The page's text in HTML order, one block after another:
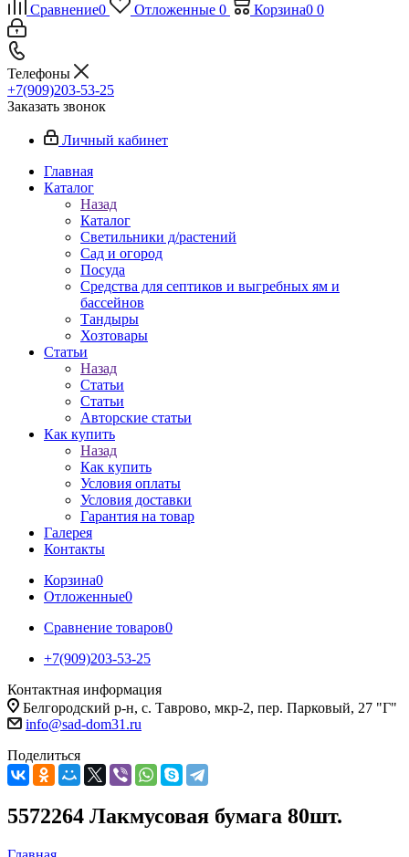
Сравнение0 Отложенные 0 Корзина0 0
Телефоны
+7(909)203-53-25
Заказать звонок
Личный кабинет
Главная
Каталог
Назад
Каталог
Светильники д/растений
Сад и огород
Посуда
Средства для септиков и выгребных ям и
бассейнов
Тандыры
Хозтовары
Статьи
Назад
Статьи
Статьи
Авторские статьи
Как купить
Назад
Как купить
Условия оплаты
Условия доставки
Гарантия на товар
Галерея
Контакты
Корзина0
Отложенные0
Сравнение товаров0
+7(909)203-53-25
Контактная информация
Белгородский р-н, с. Таврово, мкр-2, пер. Парковый, 27 "Г"
info@sad-dom31.ru
Поделиться
5572264 Лакмусовая бумага 80шт.